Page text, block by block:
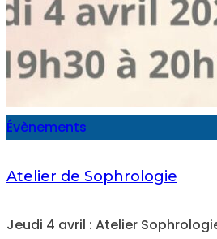
Évènements
Atelier de Sophrologie
Jeudi 4 avril : Atelier